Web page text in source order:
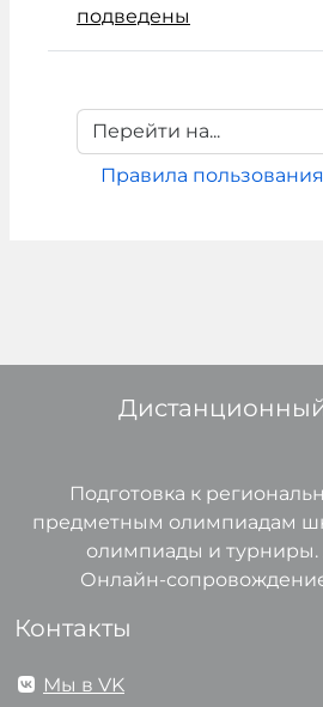
подведены
Перейти на...
Правила
Подготовка к
предметным олимпиадам
олимпиады и
Онлайн-
Контакты
Мы в VK